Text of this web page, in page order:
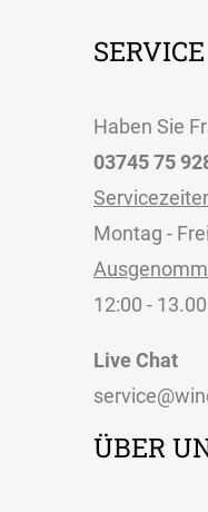
SERVICE
Haben Sie
03745 75
Montag -
12:00 -
Live Chat
ÜBER